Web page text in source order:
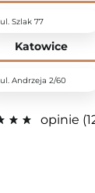
ul. Szlak 77
Katowice
ul. Andrzeja 2/60
opinie